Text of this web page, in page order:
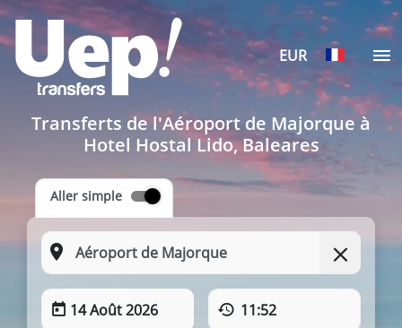
EUR
Transferts de l'Aéroport de Majorque à
Hotel Hostal Lido, Baleares
Aller simple
14 Août 2026 11:52